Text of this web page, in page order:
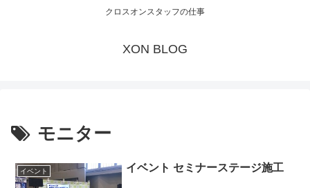
クロスオンスタッフの仕事
XON BLOG
モニター
イベント イベント セミナーステージ施工